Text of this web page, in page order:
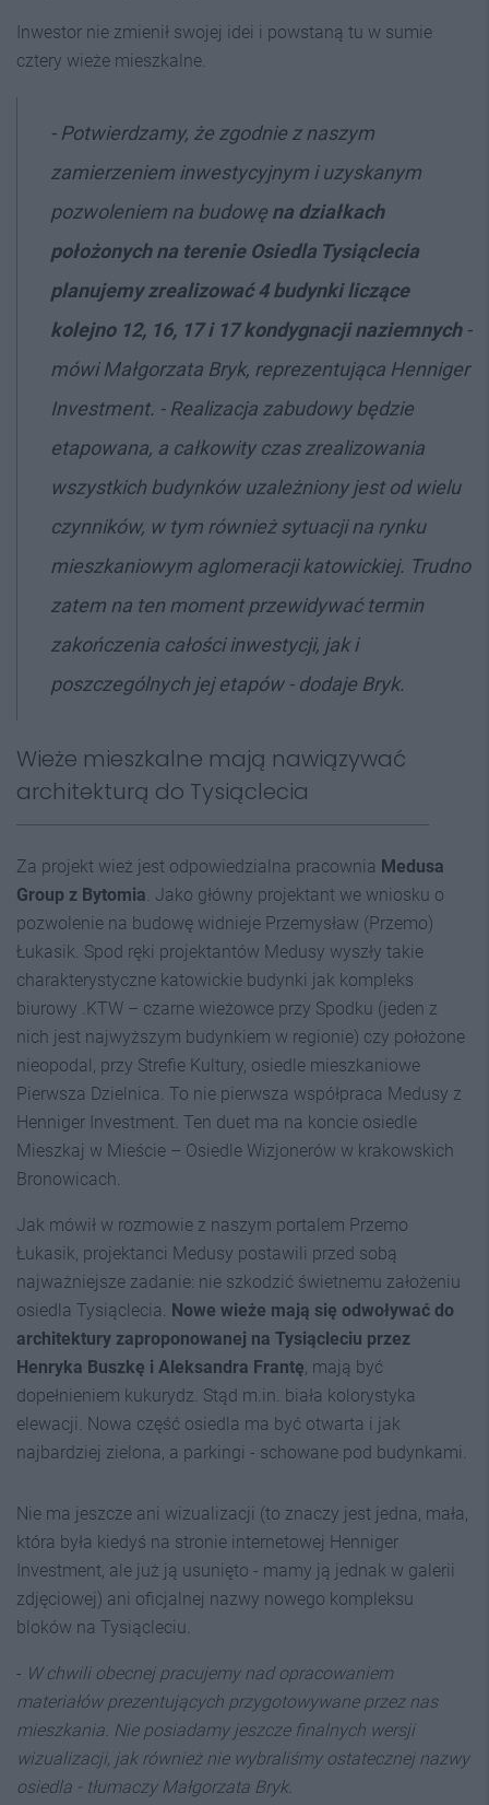
Inwestor nie zmienił swojej idei i powstaną tu w sumie
cztery wieże mieszkalne.
- Potwierdzamy, że zgodnie z naszym
zamierzeniem inwestycyjnym i uzyskanym
pozwoleniem na budowę na działkach
położonych na terenie Osiedla Tysiąclecia
planujemy zrealizować 4 budynki liczące
kolejno 12, 16, 17 i 17 kondygnacji naziemnych-
mówi Małgorzata Bryk, reprezentująca Henniger
Investment. - Realizacja zabudowy będzie
etapowana, a całkowity czas zrealizowania
wszystkich budynków uzależniony jest od wielu
czynników, w tym również sytuacji na rynku
mieszkaniowym aglomeracji katowickiej. Trudno
zatem na ten moment przewidywać termin
zakończenia całości inwestycji, jak i
poszczególnych jej etapów - dodaje Bryk.
Wieże mieszkalne mają nawiązywać
architekturą do Tysiąclecia
Za projekt wież jest odpowiedzialna pracownia Medusa
Group z Bytomia. Jako główny projektant we wniosku o
pozwolenie na budowę widnieje Przemysław (Przemo)
Łukasik. Spod ręki projektantów Medusy wyszły takie
charakterystyczne katowickie budynki jak kompleks
biurowy .KTW – czarne wieżowce przy Spodku (jeden z
nich jest najwyższym budynkiem w regionie) czy położone
nieopodal, przy Strefie Kultury, osiedle mieszkaniowe
Pierwsza Dzielnica. To nie pierwsza współpraca Medusy z
Henniger Investment. Ten duet ma na koncie osiedle
Mieszkaj w Mieście – Osiedle Wizjonerów w krakowskich
Bronowicach.
Jak mówił w rozmowie z naszym portalem Przemo
Łukasik, projektanci Medusy postawili przed sobą
najważniejsze zadanie: nie szkodzić świetnemu założeniu
osiedla Tysiąclecia. Nowe wieże mają się odwoływać do
architektury zaproponowanej na Tysiącleciu przez
Henryka Buszkę i Aleksandra Frantę, mają być
dopełnieniem kukurydz. Stąd m.in. biała kolorystyka
elewacji. Nowa część osiedla ma być otwarta i jak
najbardziej zielona, a parkingi - schowane pod budynkami.
Nie ma jeszcze ani wizualizacji (to znaczy jest jedna, mała,
która była kiedyś na stronie internetowej Henniger
Investment, ale już ją usunięto - mamy ją jednak w galerii
zdjęciowej) ani oficjalnej nazwy nowego kompleksu
bloków na Tysiącleciu.
- W chwili obecnej pracujemy nad opracowaniem
materiałów prezentujących przygotowywane przez nas
mieszkania. Nie posiadamy jeszcze finalnych wersji
wizualizacji, jak również nie wybraliśmy ostatecznej nazwy
osiedla - tłumaczy Małgorzata Bryk.